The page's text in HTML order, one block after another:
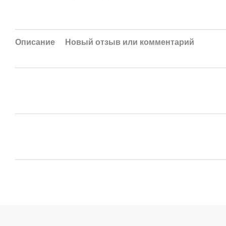
Описание Новый отзыв или комментарий